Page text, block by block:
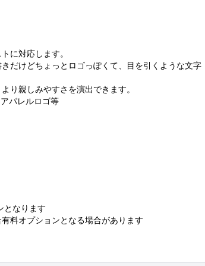
に対応します。
だけどちょっとロゴっぽくて、目を引くような文字
り親しみやすさを演出できます。
パレルロゴ等
となります
料オプションとなる場合があります